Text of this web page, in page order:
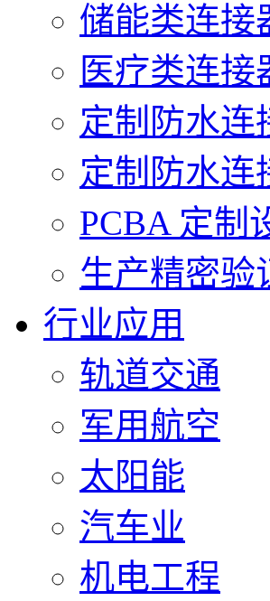
储能类连接
医疗类连接
定制防水连
定制防水连
PCBA 定制
生产精密验
行业应用
轨道交通
军用航空
太阳能
汽车业
机电工程